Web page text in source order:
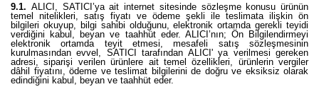
9.1. ALICI, SATICI’ya ait internet sitesinde sözleşme konusu ürünün
temel nitelikleri, satış fiyatı ve ödeme şekli ile teslimata ilişkin ön
bilgileri okuyup, bilgi sahibi olduğunu, elektronik ortamda gerekli teyidi
verdiğini kabul, beyan ve taahhüt eder. ALICI’nın; Ön Bilgilendirmeyi
elektronik ortamda teyit etmesi, mesafeli satış sözleşmesinin
kurulmasından evvel, SATICI tarafından ALICI' ya verilmesi gereken
adresi, siparişi verilen ürünlere ait temel özellikleri, ürünlerin vergiler
dâhil fiyatını, ödeme ve teslimat bilgilerini de doğru ve eksiksiz olarak
edindiğini kabul, beyan ve taahhüt eder.